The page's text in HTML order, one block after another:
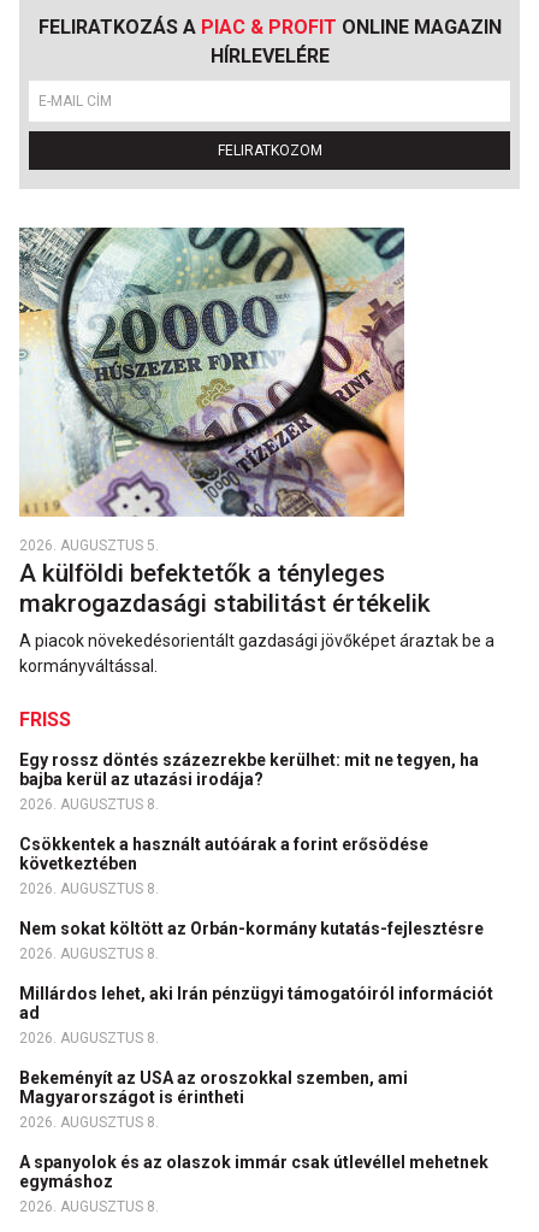
FELIRATKOZÁS A PIAC & PROFIT ONLINE MAGAZIN
HÍRLEVELÉRE
FELIRATKOZOM
2026. AUGUSZTUS 5.
A külföldi befektetők a tényleges
makrogazdasági stabilitást értékelik
A piacok növekedésorientált gazdasági jövőképet áraztak be a
kormányváltással.
FRISS
Egy rossz döntés százezrekbe kerülhet: mit ne tegyen, ha
bajba kerül az utazási irodája?
2026. AUGUSZTUS 8.
Csökkentek a használt autóárak a forint erősödése
következtében
2026. AUGUSZTUS 8.
Nem sokat költött az Orbán-kormány kutatás-fejlesztésre
2026. AUGUSZTUS 8.
Millárdos lehet, aki Irán pénzügyi támogatóiról információt
ad
2026. AUGUSZTUS 8.
Bekeményít az USA az oroszokkal szemben, ami
Magyarországot is érintheti
2026. AUGUSZTUS 8.
A spanyolok és az olaszok immár csak útlevéllel mehetnek
egymáshoz
2026. AUGUSZTUS 8.